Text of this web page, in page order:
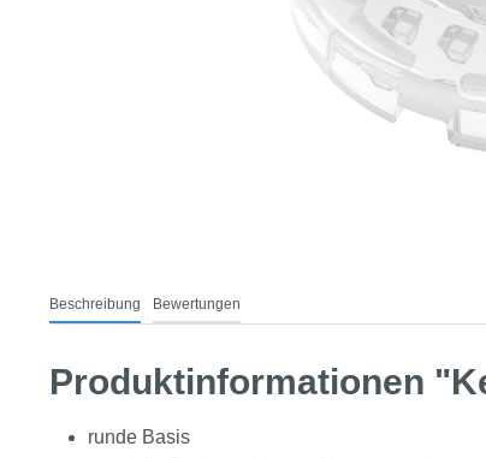
Beschreibung Bewertungen
Produktinformationen
runde Basis